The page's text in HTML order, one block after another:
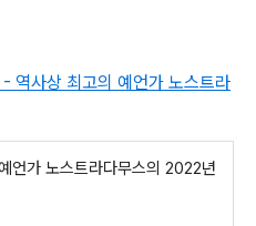
사상 최고의 예언가 노스트라
언가 노스트라다무스의 2022년